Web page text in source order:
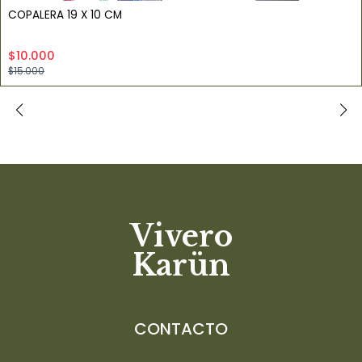
COPALERA 19 X 10 CM
$10.000
$15.000
Vivero
Karün
CONTACTO